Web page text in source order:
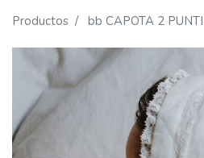
Productos bb CAPOTA 2